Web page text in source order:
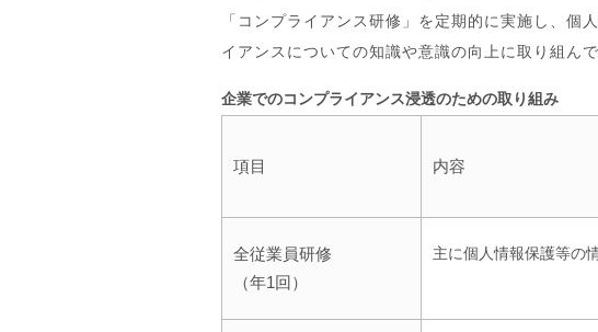
「コンプライアンス研修」を定期的に実施し、
イアンスについての知識や意識の向上に取り組んで
企業でのコンプライアンス浸透のための取り組み
項目 内
全従業員研修
（年1回）
主に個人情報保護等の